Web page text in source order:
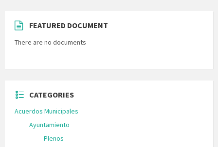
FEATURED DOCUMENT
There are no documents
CATEGORIES
Acuerdos Municipales
Ayuntamiento
Plenos